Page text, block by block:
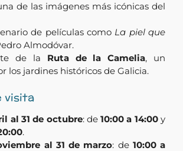
de las imágenes más icónicas del
de películas como La piel que
Almodóvar.
de la Ruta de la Camelia, un
los jardines históricos de Galicia.
visita
al 31 de octubre: de10:00 a 14:00y
.
al 31 de marzo: de 10:00 a